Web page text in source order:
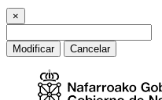
×
Modificar Cancelar